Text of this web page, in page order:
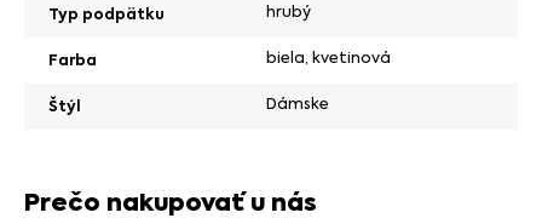
Typ podpätku hrubý
Farba biela, kvetinová
Štýl Dámske
Prečo nakupovať u nás